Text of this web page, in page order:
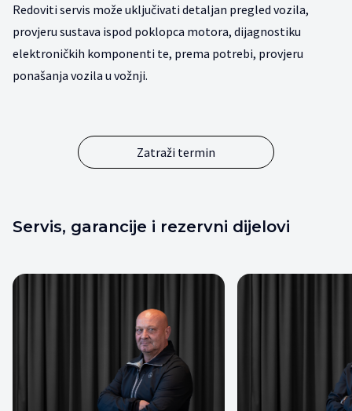
Redoviti servis može uključivati detaljan pregled vozila,
provjeru sustava ispod poklopca motora, dijagnostiku
elektroničkih komponenti te, prema potrebi, provjeru
ponašanja vozila u vožnji.
Zatraži termin
Servis, garancije i rezervni dijelovi